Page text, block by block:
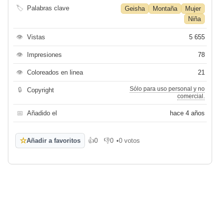
🏷 Palabras clave Geisha Montaña
Mujer
Niña
👁 Vistas 5 655
👁 Impresiones 78
👁 Coloreados en linea 21
🔒 Copyright
Sólo para uso personal y no
comercial.
📅 Añadido el hace 4 años
☆Añadir a favoritos 👍0
Me gusta
👎0
No me gusta
•0 votos